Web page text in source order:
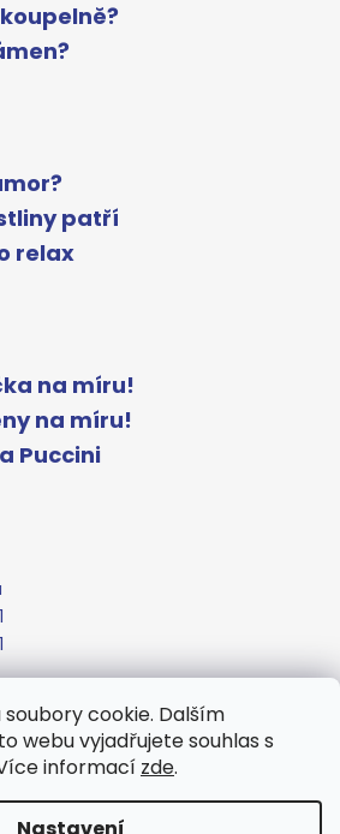
cookie. Dalším
webu vyjadřujete souhlas s
informací zde.
patří
relax
na míru!
na míru!
Puccini
www.gelcocz.eu